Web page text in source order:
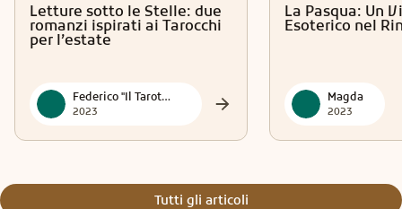
Letture sotto le Stelle: due
romanzi ispirati ai Tarocchi
per l’estate
Federico "Il Tarotmante"
2023
La Pasqua: Un
Esoterico nel
Magda
2023
Tutti gli articoli